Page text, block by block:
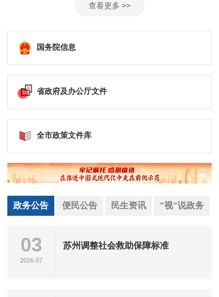
查看更多 >>
国务院信息
省政府及办公厅文件
全市政策文件库
政务公告 便民公告 民生资讯 "视"说政务
03
2026-07
苏州调整社会救助保障标准